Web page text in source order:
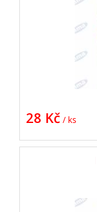
28 Kč / ks